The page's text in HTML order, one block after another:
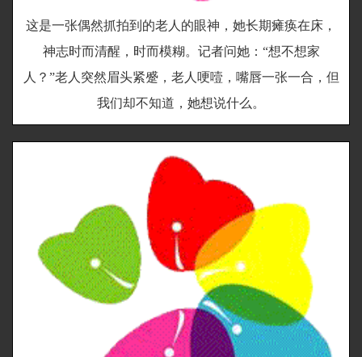
这是一张偶然抓拍到的老人的眼神，她长期瘫痪在床，
神志时而清醒，时而模糊。记者问她：“想不想家
人？”老人突然眉头紧蹙，老人哽噎，嘴唇一张一合，但
我们却不知道，她想说什么。